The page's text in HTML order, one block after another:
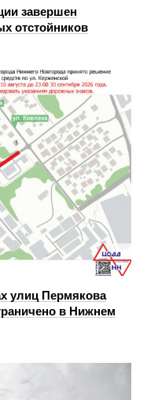
завершен
отстойников
улиц Пермякова
в Нижнем